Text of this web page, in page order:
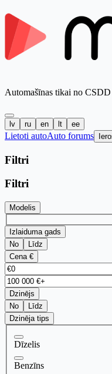
Automašīnas tikai no
lv ru en lt ee
Lietoti autoAuto forums
Filtri
Filtri
Modelis
Izlaiduma gads
No
Līdz
Cena €
Dzinējs
No
Līdz
Dzinēja tips
Dīzelis
Benzīns